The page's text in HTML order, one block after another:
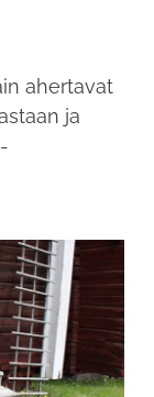
ahertavat
ja